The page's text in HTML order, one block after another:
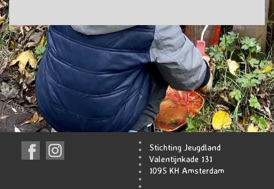
Stichting Jeugdland
Valentijnkade 131
1095 KH Amsterdam